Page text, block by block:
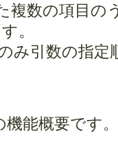
複数の項目の
。
み引数の指
能概要です。